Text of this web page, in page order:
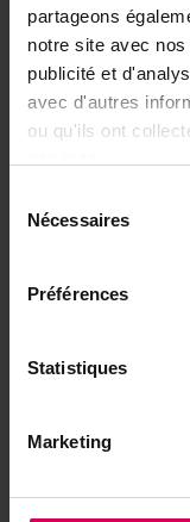
partageons
notre site avec
publicité et
avec d'autres
ou qu'ils ont
Nécessaires
Préférences
Statistiques
Marketing